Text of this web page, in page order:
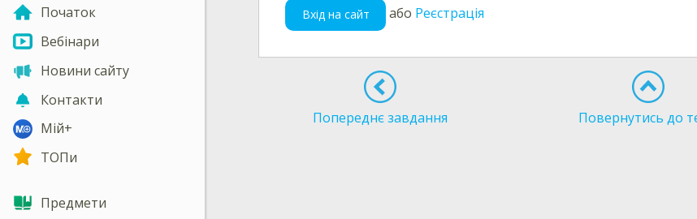
Початок
Вебінари
Новини сайту
Контакти
Мій+
ТОПи
Предмети
Вхід на сайт або Реєстрація
Попереднє завдання Повернутись до